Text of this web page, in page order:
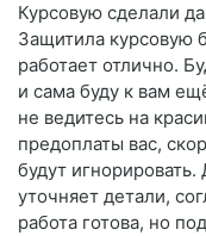
Курсовую сделали
Защитила курсовую
работает отлично.
и сама буду к вам
не ведитесь на
предоплаты вас,
будут
уточняет детали,
работа готова, но